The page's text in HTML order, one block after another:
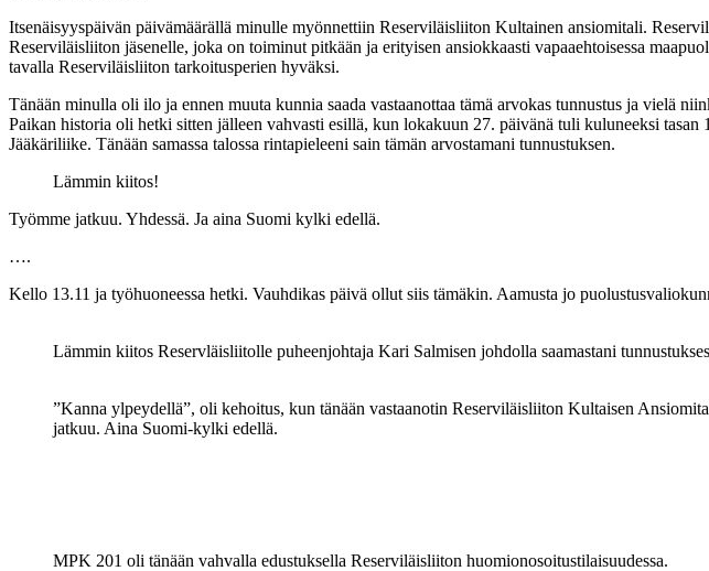
Itsenäisyyspäivän päivämäärällä minulle myönnettiin Reserviläisliiton Kultainen ansiomitali.
Reserviläisliiton jäsenelle, joka on toiminut pitkään ja erityisen ansiokkaasti vapaaehtoisessa
tavalla Reserviläisliiton tarkoitusperien hyväksi.
Tänään minulla oli ilo ja ennen muuta kunnia saada vastaanottaa tämä arvokas tunnustus ja vielä
Paikan historia oli hetki sitten jälleen vahvasti esillä, kun lokakuun 27. päivänä tuli kuluneeksi
Jääkäriliike. Tänään samassa talossa rintapieleeni sain tämän arvostamani tunnustuksen.
Lämmin kiitos!
Työmme jatkuu. Yhdessä. Ja aina Suomi kylki edellä.
….
Kello 13.11 ja työhuoneessa hetki. Vauhdikas päivä ollut siis tämäkin. Aamusta jo
Lämmin kiitos Reservläisliitolle puheenjohtaja Kari Salmisen johdolla saamastani
”Kanna ylpeydellä”, oli kehoitus, kun tänään vastaanotin Reserviläisliiton Kultaisen
jatkuu. Aina Suomi-kylki edellä.
MPK 201 oli tänään vahvalla edustuksella Reserviläisliiton huomionosoitustilaisuudessa.